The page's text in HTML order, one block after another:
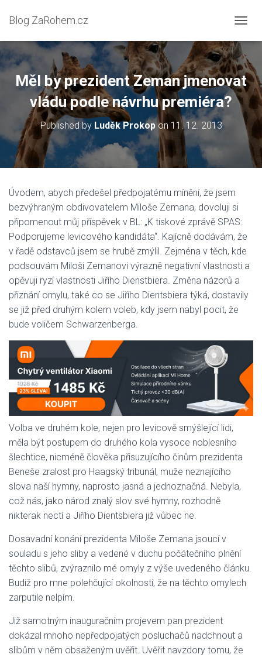
Blog ZaRohem.cz
Ř
E
P
N
O
U
T
N
Měl by prezident Zeman jmenovat
vládu podle návrhu premiéra?
Published by Luděk Prokopon 11. 12. 2013
Úvodem, abych předešel předpojatému mínění, že jsem
bezvýhraným obdivovatelem Miloše Zemana, dovoluji si
připomenout můj příspěvek v BL: „K tiskové zprávě SPAS:
Podporujeme levicového kandidáta“. Kajícně dodávám, že
v řadě odstavců jsem se hrubě zmýlil. Zejména v těch, kde
podsouvám Miloši Zemanovi výrazně negativní vlastnosti a
opěvuji ryzí vlastnosti Jiřího Dienstbiera. Změna názorů a
přiznání omylu, také co se Jiřího Dientsbiera týká, dostavily
se již před druhým kolem voleb, kdy jsem nabyl pocit, že
bude voličem Schwarzenberga.
Volba ve druhém kole, nejen pro levicově smýšlející lidi,
měla být postupem do druhého kola vysoce noblesního
šlechtice, nicméně člověka přisuzujícího činům prezidenta
Beneše zralost pro Haagský tribunál, muže neznajícího
slova naší hymny, naprosto jasná a jednoznačná. Nebyla,
což nás, jako národ znalý slov své hymny, rozhodně
nikterak nectí a Jiřího Dientsbiera již vůbec ne.
Dosavadní konání prezidenta Miloše Zemana jsoucí v
souladu s jeho sliby a vedené v duchu počátečního plnění
těchto slibů, zvýraznilo mé omyly z výše uvedeného článku.
Budiž pro mne polehčující okolností, že na těchto omylech
zarputile nelpím.
Již samotným inauguračním projevem pan prezident
dokázal mnoho nepředpojatých posluchačů nadchnout a
slibům v něm obsaženým uvěřit. Uvěřit navzdory tomu, že